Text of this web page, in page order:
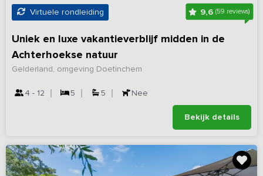
Virtuele rondleiding 9,6 (59 reviews)
Uniek en luxe vakantieverblijf midden in de
Achterhoekse natuur
Gelderland, omgeving Doetinchem
4 - 12 5 5 Nee
Bekijk details